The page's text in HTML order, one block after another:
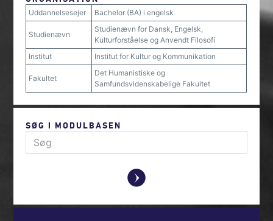
Uddannelsesejer Bachelor (BA) i engelsk
Studienævn
Studienævn for Dansk, Engelsk,
Kulturforståelse og Anvendt Filosofi
Institut
Institut for Kultur og Kommunikation
Fakultet
Det Humanistiske og
Samfundsvidenskabelige Fakultet
SØG I MODULBASEN
y